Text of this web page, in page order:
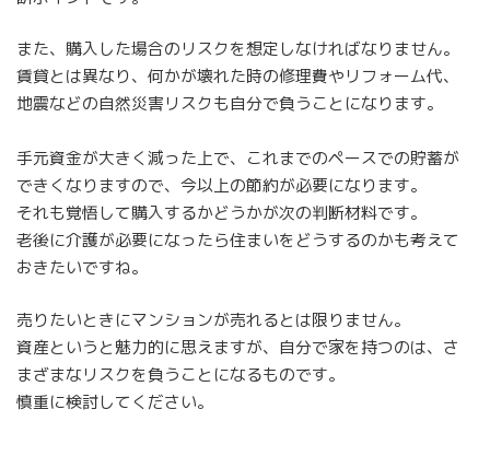
また、購入した場合のリスクを想定しなければなりません。
賃貸とは異なり、何かが壊れた時の修理費やリフォーム代、
地震などの自然災害リスクも自分で負うことになります。
手元資金が大きく減った上で、これまでのペースでの貯蓄が
できくなりますので、今以上の節約が必要になります。
それも覚悟して購入するかどうかが次の判断材料です。
老後に介護が必要になったら住まいをどうするのかも考えて
おきたいですね。
売りたいときにマンションが売れるとは限りません。
資産というと魅力的に思えますが、自分で家を持つのは、さ
まざまなリスクを負うことになるものです。
慎重に検討してください。